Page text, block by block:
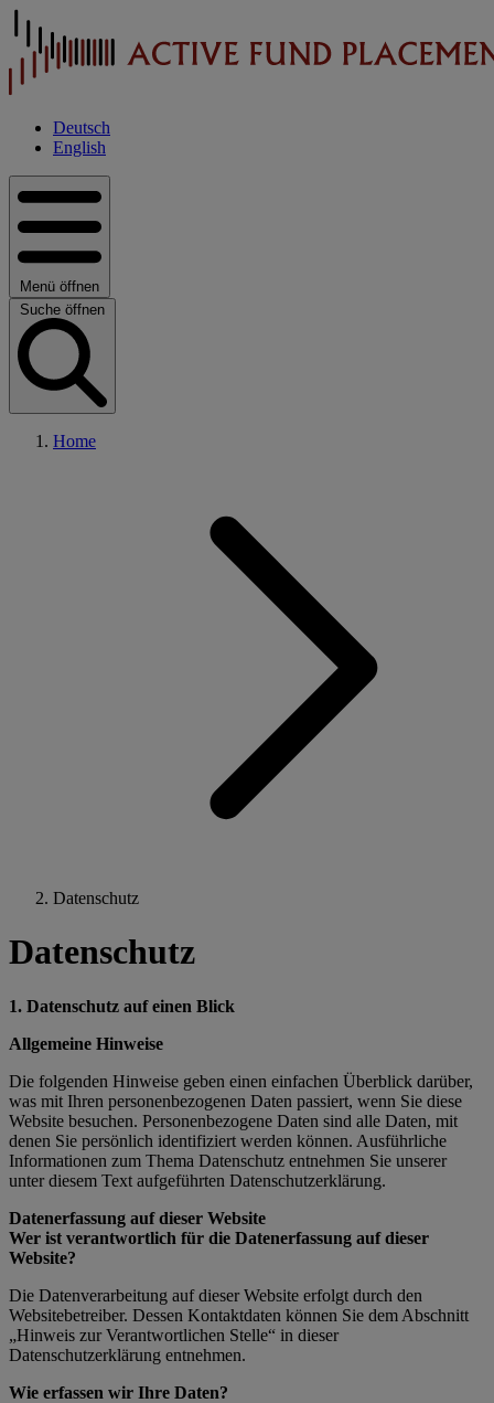
Deutsch
English
Menü öffnen
Suche öffnen
Home
Datenschutz
Datenschutz
1. Datenschutz auf einen Blick
Allgemeine Hinweise
Die folgenden Hinweise geben einen einfachen Überblick darüber,
was mit Ihren personenbezogenen Daten passiert, wenn Sie diese
Website besuchen. Personenbezogene Daten sind alle Daten, mit
denen Sie persönlich identifiziert werden können. Ausführliche
Informationen zum Thema Datenschutz entnehmen Sie unserer
unter diesem Text aufgeführten Datenschutzerklärung.
Datenerfassung auf dieser Website
Wer ist verantwortlich für die Datenerfassung auf dieser
Website?
Die Datenverarbeitung auf dieser Website erfolgt durch den
Websitebetreiber. Dessen Kontaktdaten können Sie dem Abschnitt
„Hinweis zur Verantwortlichen Stelle“ in dieser
Datenschutzerklärung entnehmen.
Wie erfassen wir Ihre Daten?